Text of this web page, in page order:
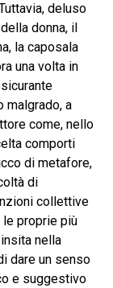
deluso
donna, il
la caposala
una volta in
malgrado, a
come, nello
comporti
di metafore,
di
collettive
proprie più
nella
dare un senso
e suggestivo